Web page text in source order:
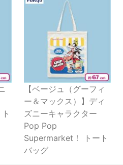
【ベージュ（グーフィ
ー＆マックス）】ディ
ズニーキャラクター
Pop Pop
Supermarket！ トート
バッグ